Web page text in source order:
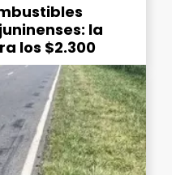
la
los $2.300